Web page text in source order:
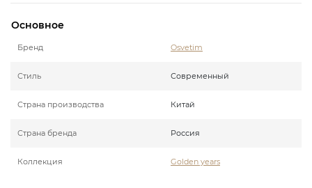
Основное
Бренд Osvetim
Стиль Современный
Страна производства Китай
Страна бренда Россия
Коллекция Golden years